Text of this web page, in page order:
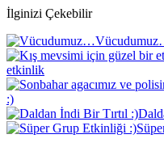
İlginizi Çekebilir
etkinlik
:)